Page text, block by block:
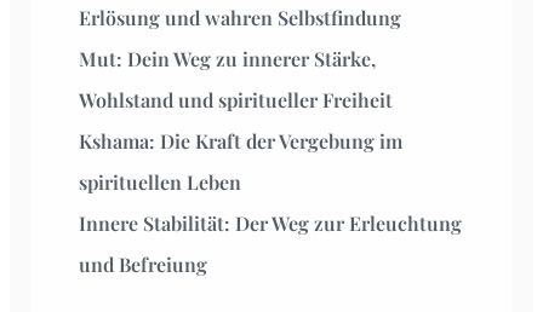
Erlösung und wahren Selbstfindung
Mut: Dein Weg zu innerer Stärke,
Wohlstand und spiritueller Freiheit
Kshama: Die Kraft der Vergebung im
spirituellen Leben
Innere Stabilität: Der Weg zur Erleuchtung
und Befreiung